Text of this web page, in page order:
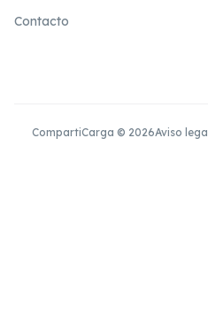
Contacto
CompartiCarga © 2026Aviso legal